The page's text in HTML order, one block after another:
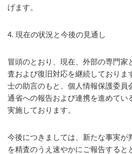
げます。
4. 現在の状況と今後の見通し
冒頭のとおり、現在、外部の専門家
査および復旧対応を継続しておりま
士の助言のもと、個人情報保護委員
通省への報告および連携を進めてい
実施しております。
今後につきましては、新たな事実が
を精査のうえ速やかにご報告すると